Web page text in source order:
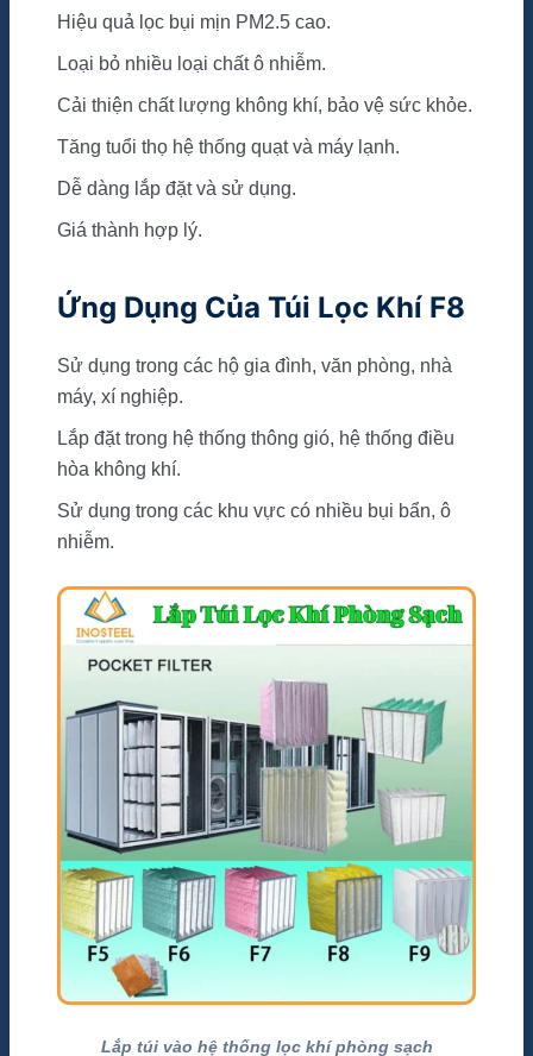
Hiệu quả lọc bụi mịn PM2.5 cao.
Loại bỏ nhiều loại chất ô nhiễm.
Cải thiện chất lượng không khí, bảo vệ sức khỏe.
Tăng tuổi thọ hệ thống quạt và máy lạnh.
Dễ dàng lắp đặt và sử dụng.
Giá thành hợp lý.
Ứng Dụng Của Túi Lọc Khí F8
Sử dụng trong các hộ gia đình, văn phòng, nhà
máy, xí nghiệp.
Lắp đặt trong hệ thống thông gió, hệ thống điều
hòa không khí.
Sử dụng trong các khu vực có nhiều bụi bẩn, ô
nhiễm.
Lắp túi vào hệ thống lọc khí phòng sạch